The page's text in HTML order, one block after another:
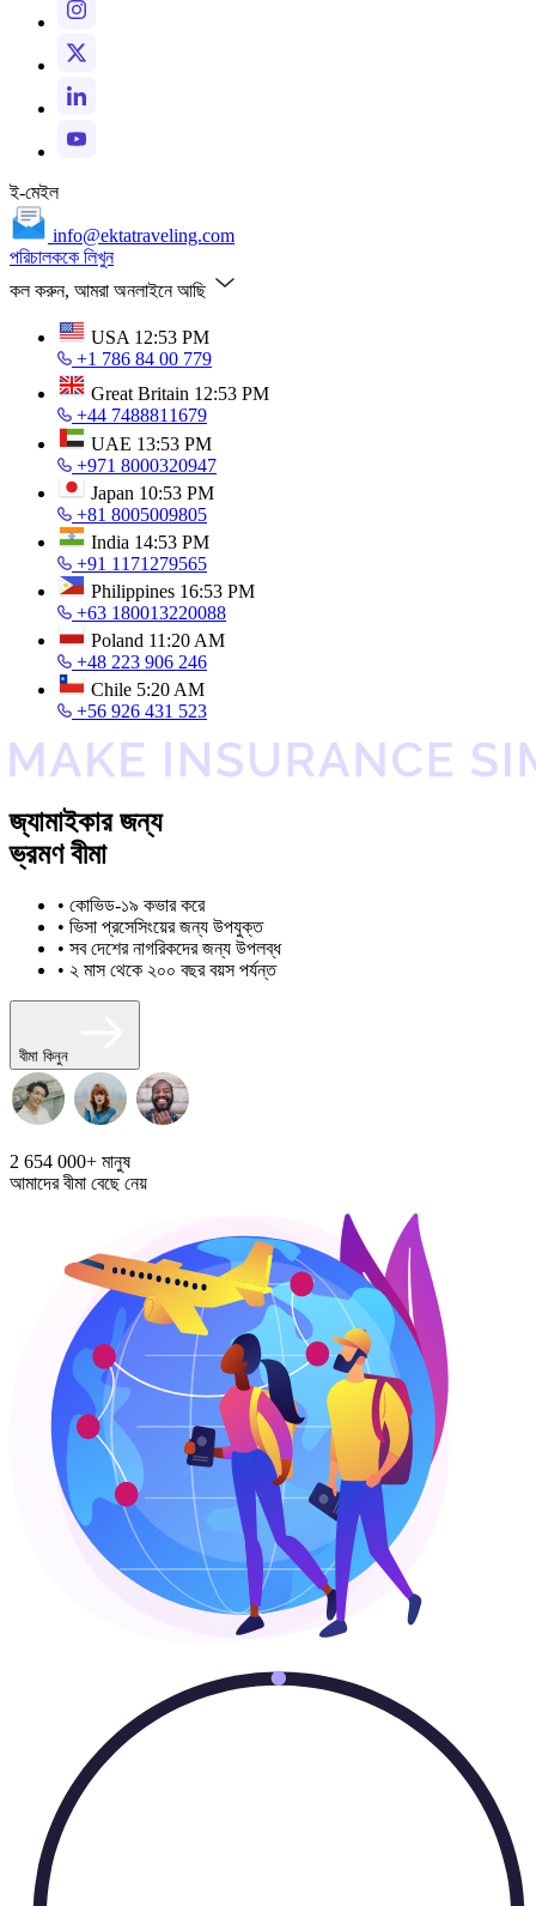
ই-মেইল
info@ektatraveling.com
পরিচালককে লিখুন
কল করুন, আমরা অনলাইনে আছি
USA 12:53 PM
+1 786 84 00 779
Great Britain 12:53 PM
+44 7488811679
UAE 13:53 PM
+971 8000320947
Japan 10:53 PM
+81 8005009805
India 14:53 PM
+91 1171279565
Philippines 16:53 PM
+63 180013220088
Poland 11:20 AM
+48 223 906 246
Chile 5:20 AM
+56 926 431 523
জ্যামাইকার জন্য
ভ্রমণ বীমা
• কোভিড-১৯ কভার করে
• ভিসা প্রসেসিংয়ের জন্য উপযুক্ত
• সব দেশের নাগরিকদের জন্য উপলব্ধ
• ২ মাস থেকে ২০০ বছর বয়স পর্যন্ত
বীমা কিনুন
2 654 000+ মানুষ
আমাদের বীমা বেছে নেয়